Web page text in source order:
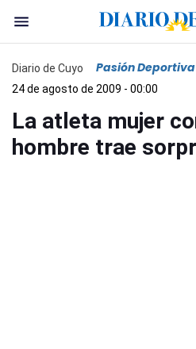
Diario de Cuyo Pasión Deportiva
24 de agosto de 2009 - 00:00
La atleta mujer
hombre trae